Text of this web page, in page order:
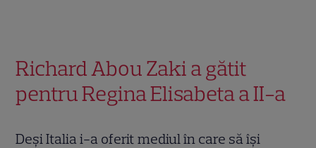
Richard Abou Zaki a gătit
pentru Regina Elisabeta a II-a
Deși Italia i-a oferit mediul în care să își